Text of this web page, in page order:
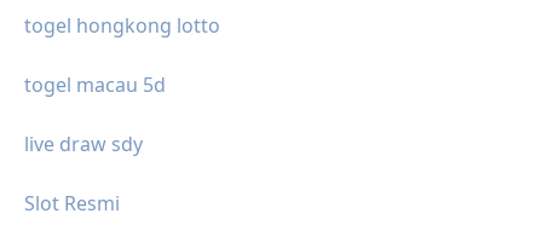
togel hongkong lotto
togel macau 5d
live draw sdy
Slot Resmi